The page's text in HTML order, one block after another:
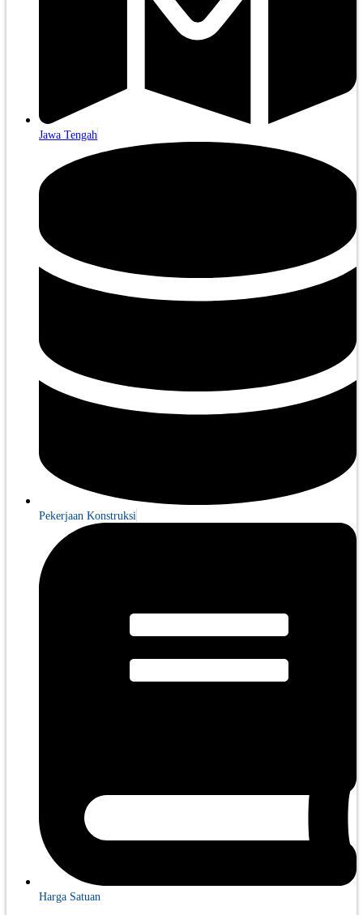
Jawa Tengah
Pekerjaan Konstruksi
Harga Satuan